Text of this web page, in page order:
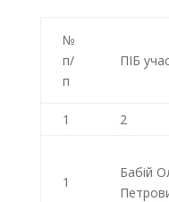
№
п/
п
ПІБ
1 2
1
Бабій